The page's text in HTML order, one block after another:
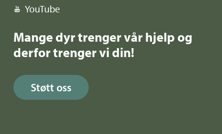
YouTube
Mange dyr trenger vår hjelp og
derfor trenger vi din!
Støtt oss